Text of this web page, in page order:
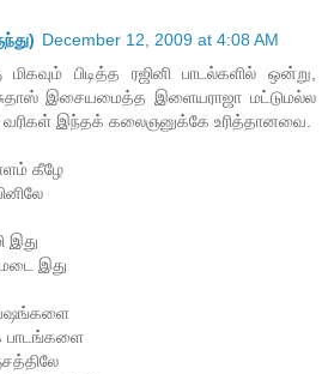
December 12, 2009 at 4:08 AM
பிடித்த ரஜினி பாடல்களில் ஒன்று,
இசையமைத்த இளையராஜா மட்டுமல்ல
வரிகள் இந்தக் கலைஞனுக்கே உரித்தானவை.
கீழே
இது
இது
பாடங்களை